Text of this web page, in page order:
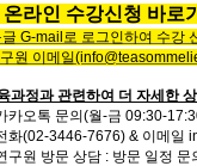
온라인 수강신청 바로
G-mail로 로그인하여 수강
원 이메일
과정과 관련하여 더 자세한
카오톡 문의(월-금 09:30-
화(02-3446-7676) & 이메일
구원 방문 상담 : 방문 일정